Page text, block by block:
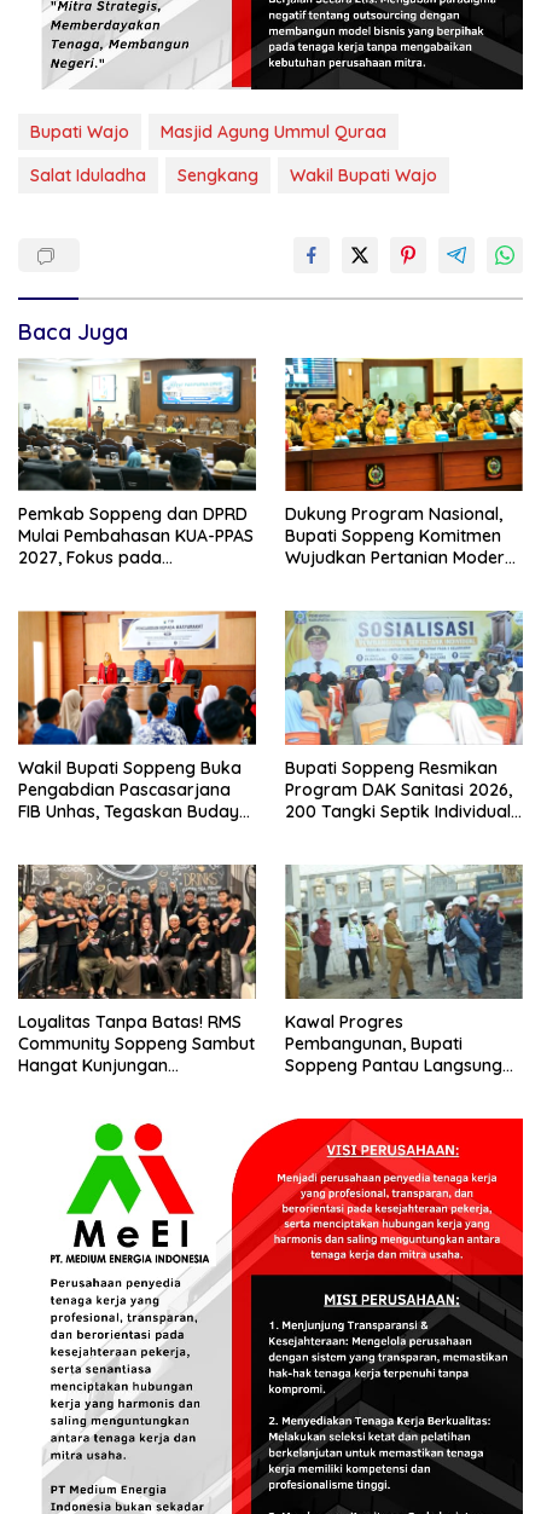
Bupati Wajo
Masjid Agung Ummul Quraa
Salat Iduladha
Sengkang Wakil Bupati Wajo
Baca Juga
Pemkab Soppeng dan DPRD
Mulai Pembahasan KUA-PPAS
2027, Fokus pada
Dukung Program Nasional,
Bupati Soppeng Komitmen
Wujudkan Pertanian Modern
Wakil Bupati Soppeng Buka
Pengabdian Pascasarjana
FIB Unhas, Tegaskan Budaya
Bupati Soppeng Resmikan
Program DAK Sanitasi 2026,
200 Tangki Septik Individual
Loyalitas Tanpa Batas! RMS
Community Soppeng Sambut
Hangat Kunjungan
Kawal Progres
Pembangunan, Bupati
Soppeng Pantau Langsung